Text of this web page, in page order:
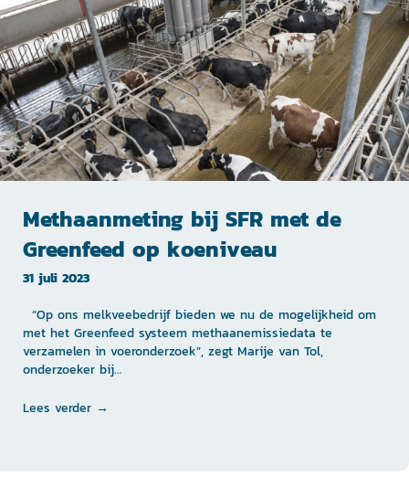
Methaanmeting bij SFR met de
Greenfeed op koeniveau
31 juli 2023
“Op ons melkveebedrijf bieden we nu de mogelijkheid om
met het Greenfeed systeem methaanemissiedata te
verzamelen in voeronderzoek”, zegt Marije van Tol,
onderzoeker bij…
Lees verder →